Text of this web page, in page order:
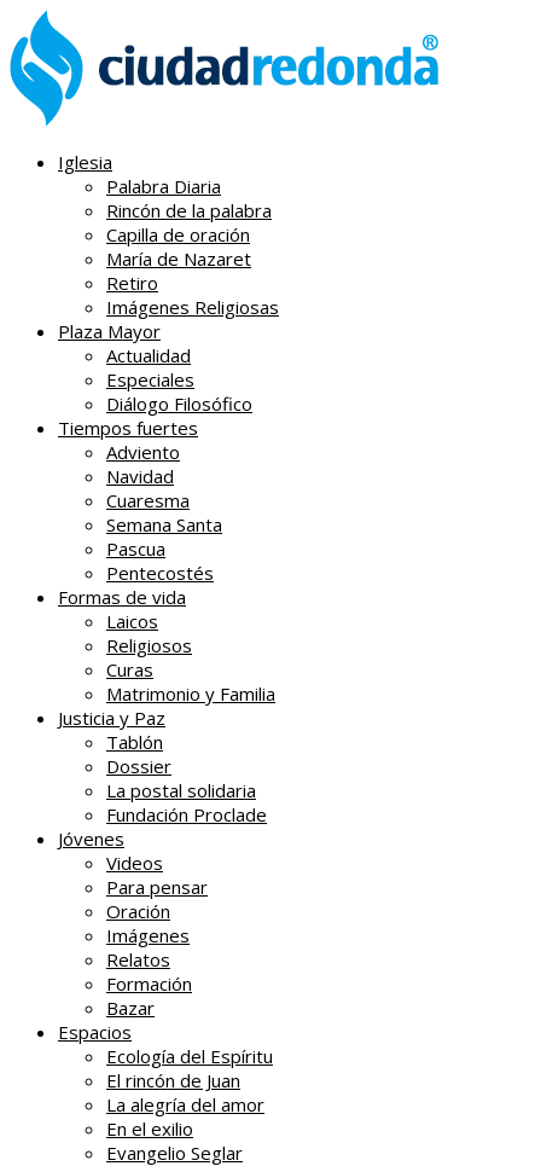
Iglesia
Palabra Diaria
Rincón de la palabra
Capilla de oración
María de Nazaret
Retiro
Imágenes Religiosas
Plaza Mayor
Actualidad
Especiales
Diálogo Filosófico
Tiempos fuertes
Adviento
Navidad
Cuaresma
Semana Santa
Pascua
Pentecostés
Formas de vida
Laicos
Religiosos
Curas
Matrimonio y Familia
Justicia y Paz
Tablón
Dossier
La postal solidaria
Fundación Proclade
Jóvenes
Videos
Para pensar
Oración
Imágenes
Relatos
Formación
Bazar
Espacios
Ecología del Espíritu
El rincón de Juan
La alegría del amor
En el exilio
Evangelio Seglar